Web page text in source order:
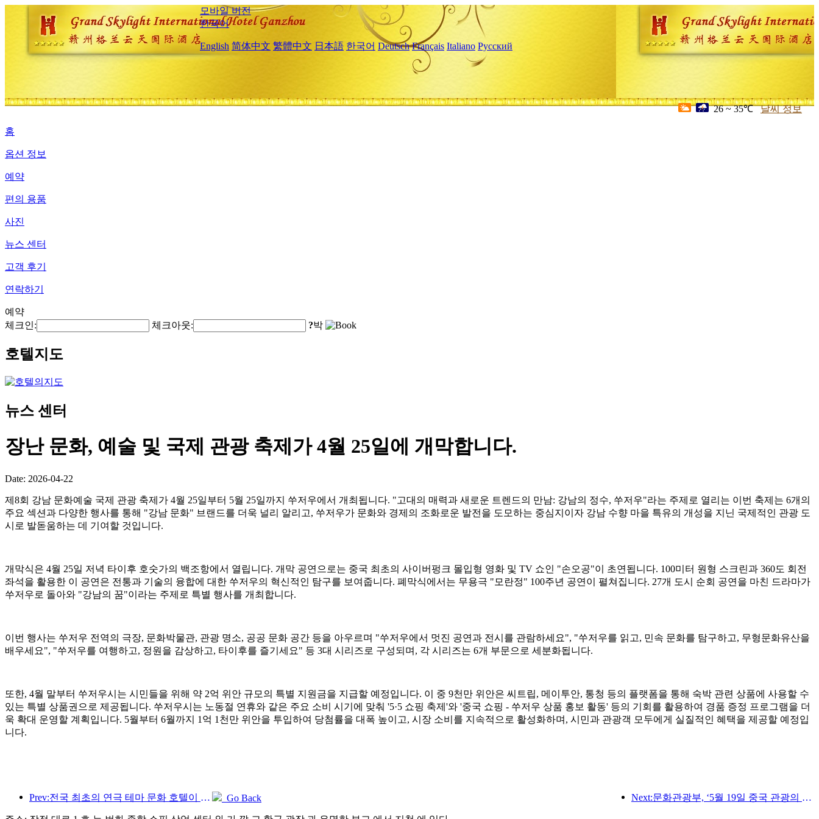
모바일 버전
한국어
English 简体中文 繁體中文 日本語 한국어 Deutsch Français Italiano Русский
26 ~ 35℃ 날씨 정보
홈
옵션 정보
예약
편의 용품
사진
뉴스 센터
고객 후기
연락하기
예약
체크인:
체크아웃: ?박
호텔지도
뉴스 센터
장난 문화, 예술 및 국제 관광 축제가 4월 25일에 개막합니다.
Date: 2026-04-22
제8회 강남 문화예술 국제 관광 축제가 4월 25일부터 5월 25일까지 쑤저우에서 개최됩니다. "고대의 매력과 새로운 트렌드의 만남: 강남의 정수, 쑤저우"라는 주제로 열리는 이번 축제는 6개의
주요 섹션과 다양한 행사를 통해 "강남 문화" 브랜드를 더욱 널리 알리고, 쑤저우가 문화와 경제의 조화로운 발전을 도모하는 중심지이자 강남 수향 마을 특유의 개성을 지닌 국제적인 관광 도
시로 발돋움하는 데 기여할 것입니다.
개막식은 4월 25일 저녁 타이후 호숫가의 백조항에서 열립니다. 개막 공연으로는 중국 최초의 사이버펑크 몰입형 영화 및 TV 쇼인 "손오공"이 초연됩니다. 100미터 원형 스크린과 360도 회전
좌석을 활용한 이 공연은 전통과 기술의 융합에 대한 쑤저우의 혁신적인 탐구를 보여줍니다. 폐막식에서는 무용극 "모란정" 100주년 공연이 펼쳐집니다. 27개 도시 순회 공연을 마친 드라마가
쑤저우로 돌아와 "강남의 꿈"이라는 주제로 특별 행사를 개최합니다.
이번 행사는 쑤저우 전역의 극장, 문화박물관, 관광 명소, 공공 문화 공간 등을 아우르며 "쑤저우에서 멋진 공연과 전시를 관람하세요", "쑤저우를 읽고, 민속 문화를 탐구하고, 무형문화유산을
배우세요", "쑤저우를 여행하고, 정원을 감상하고, 타이후를 즐기세요" 등 3대 시리즈로 구성되며, 각 시리즈는 6개 부문으로 세분화됩니다.
또한, 4월 말부터 쑤저우시는 시민들을 위해 약 2억 위안 규모의 특별 지원금을 지급할 예정입니다. 이 중 9천만 위안은 씨트립, 메이투안, 통청 등의 플랫폼을 통해 숙박 관련 상품에 사용할 수
있는 특별 상품권으로 제공됩니다. 쑤저우시는 노동절 연휴와 같은 주요 소비 시기에 맞춰 '5·5 쇼핑 축제'와 '중국 쇼핑 - 쑤저우 상품 홍보 활동' 등의 기회를 활용하여 경품 증정 프로그램을 더
욱 확대 운영할 계획입니다. 5월부터 6월까지 1억 1천만 위안을 투입하여 당첨률을 대폭 높이고, 시장 소비를 지속적으로 활성화하며, 시민과 관광객 모두에게 실질적인 혜택을 제공할 예정입
니다.
Prev:전국 최초의 연극 테마 문화 호텔이 뤄양에 문을 열었습니다. Next:문화관광부, ‘5월 19일 중국 관광의 날’ 행사 공식 발표… 국민 대상 10억 위안 이상 보조금 지원 계획
Go Back